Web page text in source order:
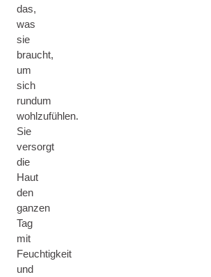
das,
was
sie
braucht,
um
sich
rundum
wohlzufühlen.
Sie
versorgt
die
Haut
den
ganzen
Tag
mit
Feuchtigkeit
und